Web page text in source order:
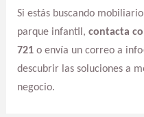
Si estás buscando
parque infantil, contacta
721o envía un correo a
descubrir las soluciones a
negocio.